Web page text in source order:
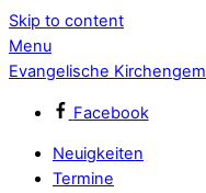
Skip to content
Menu
Evangelische
Facebook
Neuigkeiten
Termine